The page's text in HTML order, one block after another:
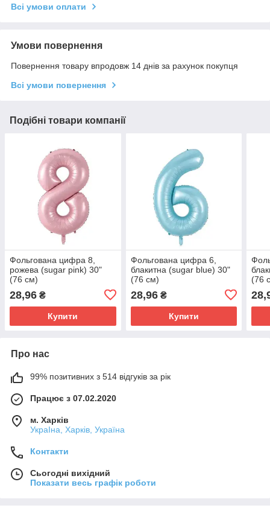
Всі умови оплати
Умови повернення
Повернення товару впродовж 14 днів за рахунок покупця
Всі умови повернення
Подібні товари компанії
Фольгована цифра 8,
рожева (sugar pink) 30"
(76 см)
28,96 ₴
Купити
Фольгована цифра 6,
блакитна (sugar blue) 30"
(76 см)
28,96₴
Купити
(76
Про нас
99% позитивних з 514 відгуків за рік
Працює з 07.02.2020
м. Харків
УкраІна, Харків, Україна
Контакти
Сьогодні вихідний
Показати весь графік роботи